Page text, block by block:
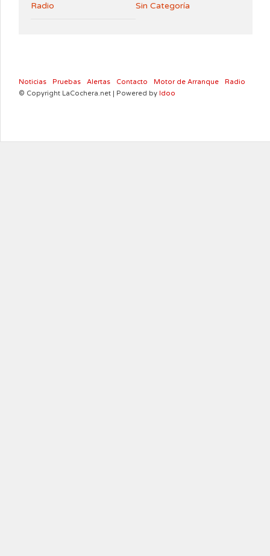
Radio Sin Categoría
Noticias Pruebas Alertas Contacto Motor de Arranque
Radio
© Copyright LaCochera.net | Powered by Idoo